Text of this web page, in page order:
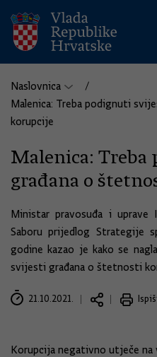
Naslovnica
Malenica: Treba podignuti
korupcije
Malenica:
građana o
Ministar pravosuđa i uprave
Saboru prijedlog Strategije
godine kazao je kako se
svijesti građana o štetnosti
21.10.2021.
Korupcija negativno utječe na